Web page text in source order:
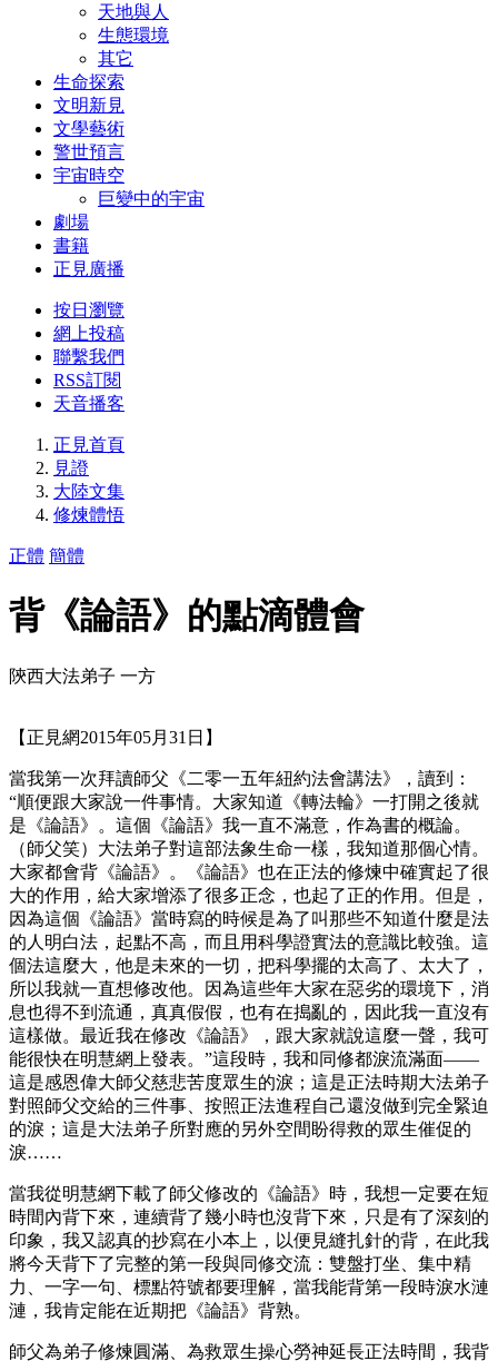
天地與人
生態環境
其它
生命探索
文明新見
文學藝術
警世預言
宇宙時空
巨變中的宇宙
劇場
書籍
正見廣播
按日瀏覽
網上投稿
聯繫我們
RSS訂閱
天音播客
正見首頁
見證
大陸文集
修煉體悟
正體 簡體
背《論語》的點滴體會
陝西大法弟子 一方
【正見網2015年05月31日】
當我第一次拜讀師父《二零一五年紐約法會講法》，讀到：
“順便跟大家說一件事情。大家知道《轉法輪》一打開之後就
是《論語》。這個《論語》我一直不滿意，作為書的概論。
（師父笑）大法弟子對這部法象生命一樣，我知道那個心情。
大家都會背《論語》。《論語》也在正法的修煉中確實起了很
大的作用，給大家增添了很多正念，也起了正的作用。但是，
因為這個《論語》當時寫的時候是為了叫那些不知道什麼是法
的人明白法，起點不高，而且用科學證實法的意識比較強。這
個法這麼大，他是未來的一切，把科學擺的太高了、太大了，
所以我就一直想修改他。因為這些年大家在惡劣的環境下，消
息也得不到流通，真真假假，也有在搗亂的，因此我一直沒有
這樣做。最近我在修改《論語》，跟大家就說這麼一聲，我可
能很快在明慧網上發表。”這段時，我和同修都淚流滿面——
這是感恩偉大師父慈悲苦度眾生的淚；這是正法時期大法弟子
對照師父交給的三件事、按照正法進程自己還沒做到完全緊迫
的淚；這是大法弟子所對應的另外空間盼得救的眾生催促的
淚……
當我從明慧網下載了師父修改的《論語》時，我想一定要在短
時間內背下來，連續背了幾小時也沒背下來，只是有了深刻的
印象，我又認真的抄寫在小本上，以便見縫扎針的背，在此我
將今天背下了完整的第一段與同修交流：雙盤打坐、集中精
力、一字一句、標點符號都要理解，當我能背第一段時淚水漣
漣，我肯定能在近期把《論語》背熟。
師父為弟子修煉圓滿、為救眾生操心勞神延長正法時間，我背